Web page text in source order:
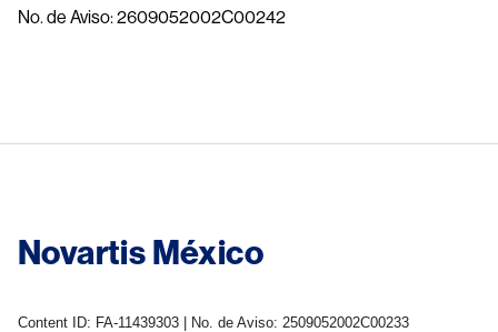
No. de Aviso: 2609052002C00242
Novartis México
Content ID: FA-11439303 | No. de Aviso: 2509052002C00233